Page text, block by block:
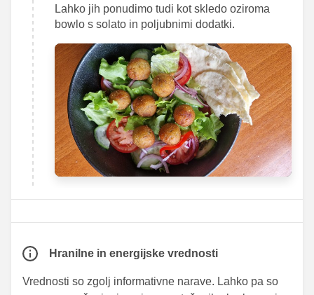
Lahko jih ponudimo tudi kot skledo oziroma
bowlo s solato in poljubnimi dodatki.
Hranilne in energijske vrednosti
Vrednosti so zgolj informativne narave. Lahko pa so